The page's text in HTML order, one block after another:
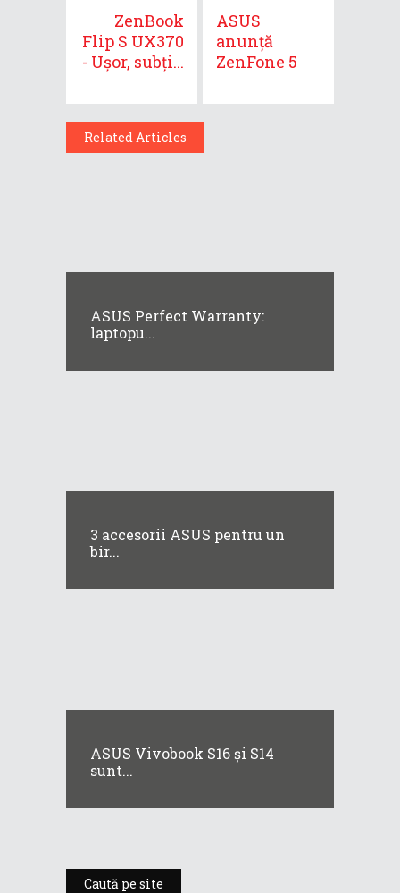
ZenBook
Flip S UX370
- Ușor, subți...
ASUS
anunță
ZenFone 5
Related Articles
ASUS Perfect Warranty:
laptopu...
3 accesorii ASUS pentru un
bir...
ASUS Vivobook S16 și S14
sunt...
Caută pe site